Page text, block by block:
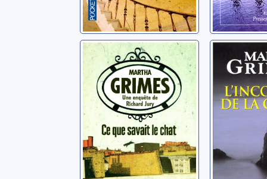
Ce que savait le
chat
Grimes, Martha
crique:
Grimes,